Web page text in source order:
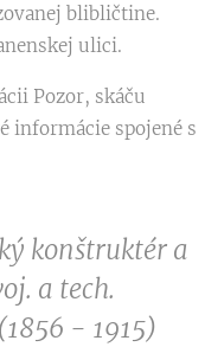
blibličtine.
ulici.
Pozor, skáču
informácie spojené s
konštruktér a
a tech.
- 1915)